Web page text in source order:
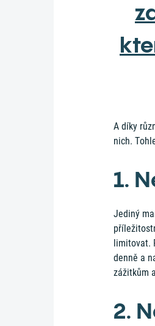
A díky
nich.
1.
Jediný
limitovat.
denně a
zážitkům
2.